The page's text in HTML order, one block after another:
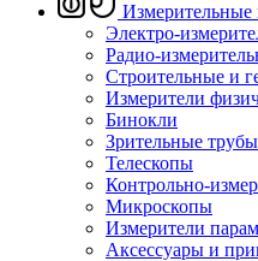
Электро-
Радио-
Строительные и
Измерители
Бинокли
Зрительные трубы
Телескопы
Контрольно-
Микроскопы
Измерители
Аксессуары и